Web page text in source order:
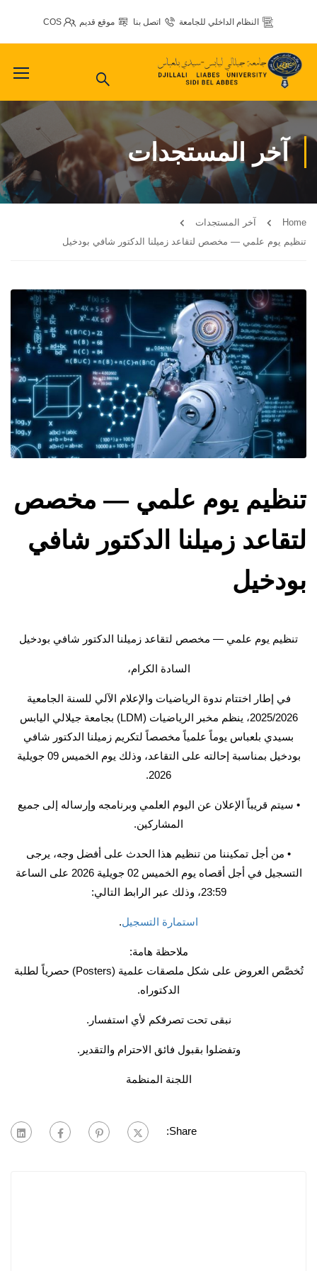
النظام الداخلي للجامعة اتصل بنا موقع قديم COS
آخر المستجدات
Home
آخر المستجدات
تنظيم يوم علمي — مخصص لتقاعد زميلنا الدكتور شافي بودخيل
تنظيم يوم علمي — مخصص
لتقاعد زميلنا الدكتور شافي
بودخيل
تنظيم يوم علمي — مخصص لتقاعد زميلنا الدكتور شافي بودخيل
السادة الكرام،
في إطار اختتام ندوة الرياضيات والإعلام الآلي للسنة الجامعية
2025/2026، ينظم مخبر الرياضيات (LDM) بجامعة جيلالي اليابس
بسيدي بلعباس يوماً علمياً مخصصاً لتكريم زميلنا الدكتور شافي
بودخيل بمناسبة إحالته على التقاعد، وذلك يوم الخميس 09 جويلية
2026.
• سيتم قريباً الإعلان عن اليوم العلمي وبرنامجه وإرساله إلى جميع
المشاركين.
• من أجل تمكيننا من تنظيم هذا الحدث على أفضل وجه، يرجى
التسجيل في أجل أقصاه يوم الخميس 02 جويلية 2026 على الساعة
23:59، وذلك عبر الرابط التالي:
استمارة التسجيل.
ملاحظة هامة:
تُخصَّص العروض على شكل ملصقات علمية (Posters) حصرياً لطلبة
الدكتوراه.
نبقى تحت تصرفكم لأي استفسار.
وتفضلوا بقبول فائق الاحترام والتقدير.
اللجنة المنظمة
Share: